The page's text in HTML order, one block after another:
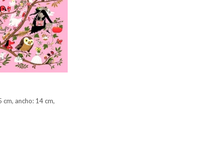
ancho: 14 cm,